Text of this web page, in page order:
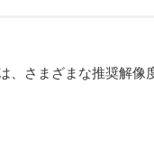
、さまざまな推奨解像